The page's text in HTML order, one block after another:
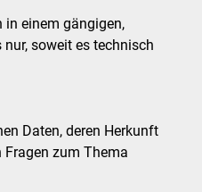
in einem gängigen,
soweit es technisch
Daten, deren Herkunft
zum Thema